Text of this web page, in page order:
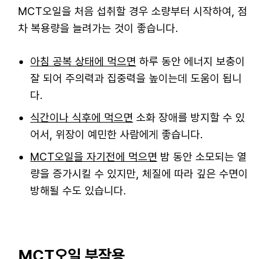
MCT오일을 처음 섭취할 경우 소량부터 시작하여, 점
차 복용량을 늘려가는 것이 좋습니다.
아침 공복 상태에 먹으면 하루 동안 에너지 보충이
잘 되어 주의력과 집중력을 높이는데 도움이 됩니
다.
식간이나 식후에 먹으면 소화 장애를 방지할 수 있
어서, 위장이 예민한 사람에게 좋습니다.
MCT오일을 자기전에 먹으면 밤 동안 소모되는 열
량을 증가시킬 수 있지만, 체질에 따라 깊은 수면이
방해될 수도 있습니다.
MCT오일 부작용